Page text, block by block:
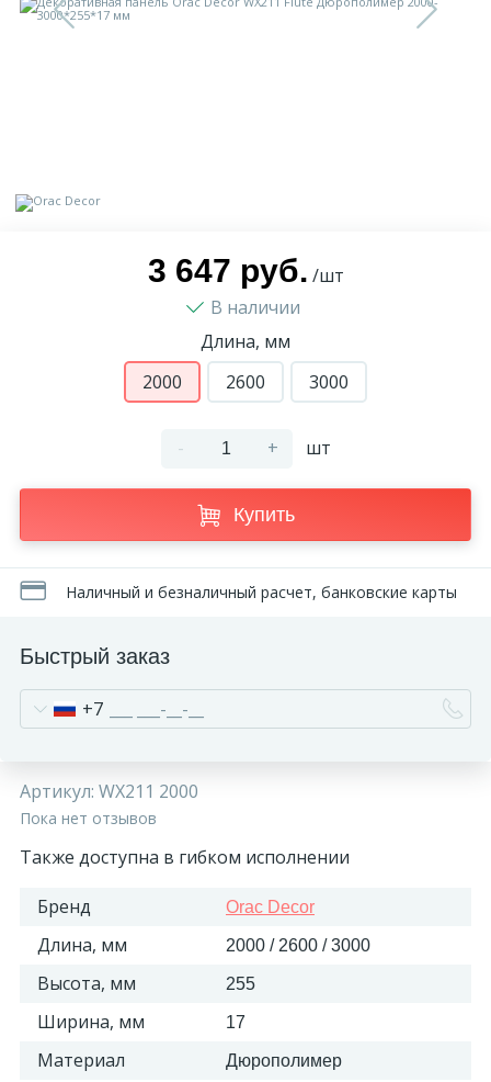
3 647 руб. /шт
В наличии
Длина, мм
2000
2600 3000
- + шт
Купить
Наличный и безналичный расчет, банковские карты
Быстрый заказ
+7
Артикул: WX211 2000
Пока нет отзывов
Также доступна в гибком исполнении
Бренд Orac Decor
Длина, мм 2000 / 2600 / 3000
Высота, мм 255
Ширина, мм 17
Материал Дюрополимер
Доставка
Составные части